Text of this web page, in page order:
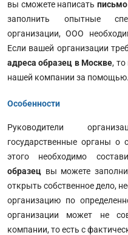
вы сможете написать
заполнить опытные
организации, ООО
Если вашей организации
адреса образец в Москве,
нашей компании за помощью.
Особенности
Руководители
государственные органы о
этого необходимо
образец вы можете
открыть собственное дело,
организацию по
организации может не
компании, то есть с